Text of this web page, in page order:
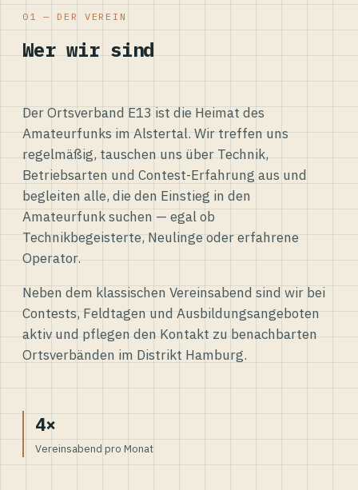
01 — DER VEREIN
Wer wir sind
Der Ortsverband E13 ist die Heimat des
Amateurfunks im Alstertal. Wir treffen uns
regelmäßig, tauschen uns über Technik,
Betriebsarten und Contest-Erfahrung aus und
begleiten alle, die den Einstieg in den
Amateurfunk suchen — egal ob
Technikbegeisterte, Neulinge oder erfahrene
Operator.
Neben dem klassischen Vereinsabend sind wir bei
Contests, Feldtagen und Ausbildungsangeboten
aktiv und pflegen den Kontakt zu benachbarten
Ortsverbänden im Distrikt Hamburg.
4×
Vereinsabend pro Monat